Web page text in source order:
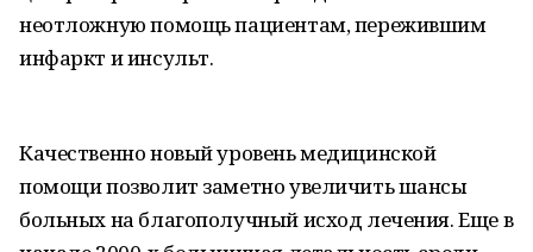
неотложную помощь пациентам, пережившим
инфаркт и инсульт.
Качественно новый уровень медицинской
помощи позволит заметно увеличить шансы
больных на благополучный исход лечения. Еще в